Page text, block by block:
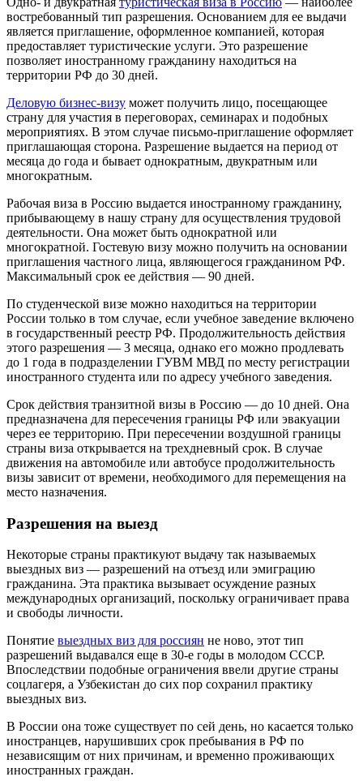
востребованный тип разрешения. Основанием для ее выдачи
является приглашение, оформленное компанией, которая
предоставляет туристические услуги. Это разрешение
позволяет иностранному гражданину находиться на
территории РФ до 30 дней.
Деловую бизнес-визу может получить лицо, посещающее
страну для участия в переговорах, семинарах и подобных
мероприятиях. В этом случае письмо-приглашение оформляет
приглашающая сторона. Разрешение выдается на период от
месяца до года и бывает однократным, двукратным или
многократным.
Рабочая виза в Россию выдается иностранному гражданину,
прибывающему в нашу страну для осуществления трудовой
деятельности. Она может быть однократной или
многократной. Гостевую визу можно получить на основании
приглашения частного лица, являющегося гражданином РФ.
Максимальный срок ее действия — 90 дней.
По студенческой визе можно находиться на территории
России только в том случае, если учебное заведение включено
в государственный реестр РФ. Продолжительность действия
этого разрешения — 3 месяца, однако его можно продлевать
до 1 года в подразделении ГУВМ МВД по месту регистрации
иностранного студента или по адресу учебного заведения.
Срок действия транзитной визы в Россию — до 10 дней. Она
предназначена для пересечения границы РФ или эвакуации
через ее территорию. При пересечении воздушной границы
страны виза открывается на трехдневный срок. В случае
движения на автомобиле или автобусе продолжительность
визы зависит от времени, необходимого для перемещения на
место назначения.
Разрешения на выезд
Некоторые страны практикуют выдачу так называемых
выездных виз — разрешений на отъезд или эмиграцию
гражданина. Эта практика вызывает осуждение разных
международных организаций, поскольку ограничивает права
и свободы личности.
Понятие выездных виз для россиян не ново, этот тип
разрешений выдавался еще в 30-е годы в молодом СССР.
Впоследствии подобные ограничения ввели другие страны
соцлагеря, а Узбекистан до сих пор сохранил практику
выездных виз.
В России она тоже существует по сей день, но касается только
иностранцев, нарушивших срок пребывания в РФ по
независящим от них причинам, и временно проживающих
иностранных граждан.